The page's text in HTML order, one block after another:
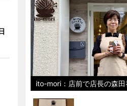
ito-mori：店前で店長の森田